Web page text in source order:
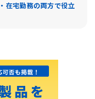
在宅勤務の両方で役立